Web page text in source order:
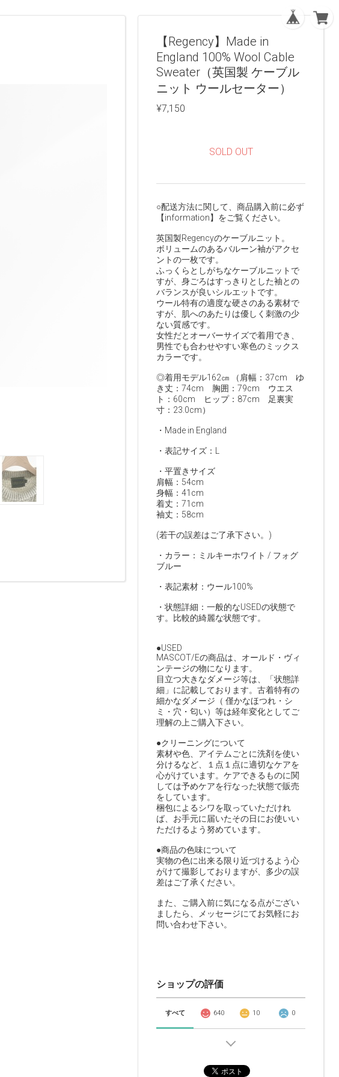
【Regency】Made in
England 100% Wool Cable
Sweater（英国製 ケーブル
ニット ウールセーター）
¥7,150
SOLD OUT
○配送方法に関して、商品購入前に必ず
【information】をご覧ください。
英国製Regencyのケーブルニット。
ボリュームのあるバルーン袖がアクセ
ントの一枚です。
ふっくらとしがちなケーブルニットで
すが、身ごろはすっきりとした袖との
バランスが良いシルエットです。
ウール特有の適度な硬さのある素材で
すが、肌へのあたりは優しく刺激の少
ない質感です。
女性だとオーバーサイズで着用でき、
男性でも合わせやすい寒色のミックス
カラーです。
◎着用モデル162㎝ （肩幅：37cm ゆ
き丈：74cm 胸囲：79cm ウエス
ト：60cm ヒップ：87cm 足裏実
寸：23.0cm）
・Made in England
・表記サイズ：L
・平置きサイズ
肩幅：54cm
身幅：41cm
着丈：71cm
袖丈：58cm
(若干の誤差はご了承下さい。)
・カラー：ミルキーホワイト / フォグ
ブルー
・表記素材：ウール100%
・状態詳細：一般的なUSEDの状態で
す。比較的綺麗な状態です。
●USED
MASCOT/Eの商品は、オールド・ヴィ
ンテージの物になります。
目立つ大きなダメージ等は、「状態詳
細」に記載しております。古着特有の
細かなダメージ（ 僅かなほつれ・シ
ミ・穴・匂い）等は経年変化としてご
理解の上ご購入下さい。
●クリーニングについて
素材や色、アイテムごとに洗剤を使い
分けるなど、１点１点に適切なケアを
心がけています。ケアできるものに関
しては予めケアを行なった状態で販売
をしています。
梱包によるシワを取っていただけれ
ば、お手元に届いたその日にお使いい
ただけるよう努めています。
●商品の色味について
実物の色に出来る限り近づけるよう心
がけて撮影しておりますが、多少の誤
差はご了承ください。
また、ご購入前に気になる点がござい
ましたら、メッセージにてお気軽にお
問い合わせ下さい。
ショップの評価
すべて 640 10 0